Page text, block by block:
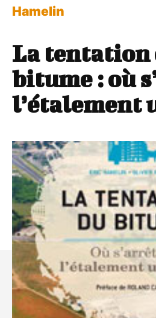
Hamelin
La tentation
bitume : où
l’étalement